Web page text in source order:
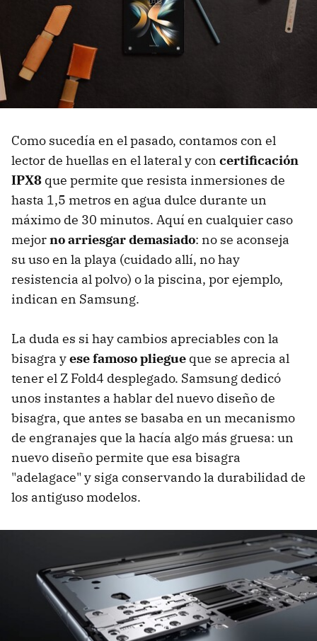
Como sucedía en el pasado, contamos con el
lector de huellas en el lateral y con certificación
IPX8 que permite que resista inmersiones de
hasta 1,5 metros en agua dulce durante un
máximo de 30 minutos. Aquí en cualquier caso
mejorno arriesgar demasiado: no se aconseja
su uso en la playa (cuidado allí, no hay
resistencia al polvo) o la piscina, por ejemplo,
indican en Samsung.
La duda es si hay cambios apreciables con la
bisagra yese famoso pliegue que se aprecia al
tener el Z Fold4 desplegado. Samsung dedicó
unos instantes a hablar del nuevo diseño de
bisagra, que antes se basaba en un mecanismo
de engranajes que la hacía algo más gruesa: un
nuevo diseño permite que esa bisagra
"adelagace" y siga conservando la durabilidad de
los antiguso modelos.